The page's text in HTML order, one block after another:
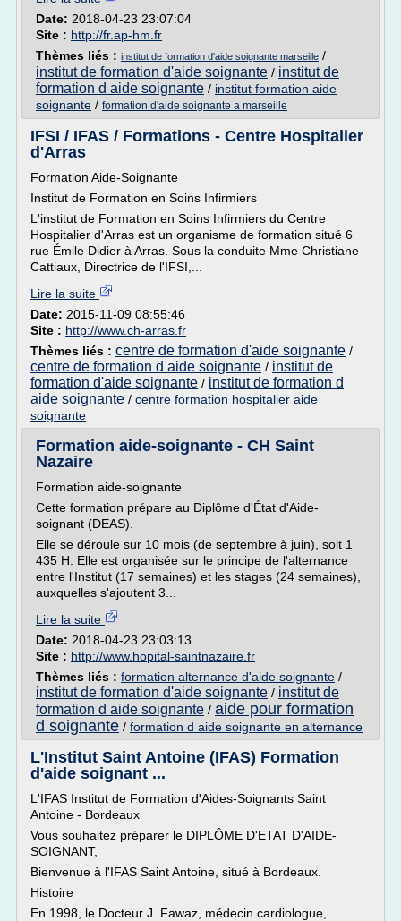
Date: 2018-04-23 23:07:04
Site : http://fr.ap-hm.fr
Thèmes liés : institut de formation d'aide soignante marseille /
institut de formation d'aide soignante / institut de
formation d aide soignante / institut formation aide
soignante / formation d'aide soignante a marseille
IFSI / IFAS / Formations - Centre Hospitalier
d'Arras
Formation Aide-Soignante
Institut de Formation en Soins Infirmiers
L'institut de Formation en Soins Infirmiers du Centre
Hospitalier d'Arras est un organisme de formation situé 6
rue Émile Didier à Arras. Sous la conduite Mme Christiane
Cattiaux, Directrice de l'IFSI,...
Lire la suite
Date: 2015-11-09 08:55:46
Site : http://www.ch-arras.fr
Thèmes liés : centre de formation d'aide soignante /
centre de formation d aide soignante / institut de
formation d'aide soignante / institut de formation d
aide soignante / centre formation hospitalier aide
soignante
Formation aide-soignante - CH Saint
Nazaire
Formation aide-soignante
Cette formation prépare au Diplôme d'État d'Aide-
soignant (DEAS).
Elle se déroule sur 10 mois (de septembre à juin), soit 1
435 H. Elle est organisée sur le principe de l'alternance
entre l'Institut (17 semaines) et les stages (24 semaines),
auxquelles s'ajoutent 3...
Lire la suite
Date: 2018-04-23 23:03:13
Site : http://www.hopital-saintnazaire.fr
Thèmes liés : formation alternance d'aide soignante /
institut de formation d'aide soignante / institut de
formation d aide soignante / aide pour formation
d soignante / formation d aide soignante en alternance
L'Institut Saint Antoine (IFAS) Formation
d'aide soignant ...
L'IFAS Institut de Formation d'Aides-Soignants Saint
Antoine - Bordeaux
Vous souhaitez préparer le DIPLÔME D'ETAT D'AIDE-
SOIGNANT,
Bienvenue à l'IFAS Saint Antoine, situé à Bordeaux.
Histoire
En 1998, le Docteur J. Fawaz, médecin cardiologue,